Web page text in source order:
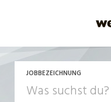
JOBBEZEICHNUNG